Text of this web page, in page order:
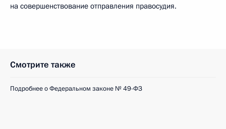
на совершенствование отправления правосудия.
Смотрите также
Подробнее о Федеральном законе № 49-ФЗ